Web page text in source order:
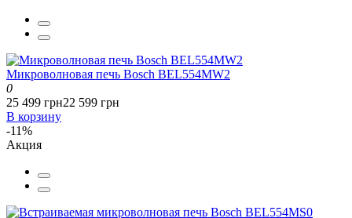
Микроволновая печь Bosch BEL554MW2
0
25 499 грн22 599 грн
В корзину
-11%
Акция